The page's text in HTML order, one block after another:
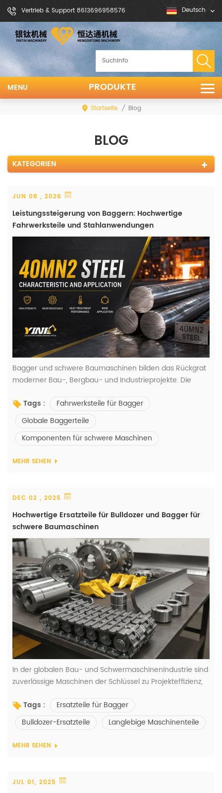
Vertrieb & Support 8613696958576 Deutsch
PRODUKTE
MENU
Startseite / Blog
BLOG
KATEGORIEN
JUN 08 , 2026
Leistungssteigerung von Baggern: Hochwertige
Fahrwerksteile und Stahlanwendungen
Bagger und schwere Baumaschinen bilden das Rückgrat
moderner Bau-, Bergbau- und Industrieprojekte. Die
maßgeblich von der Qualität der Fahrwerkskomponenten
und der verwendeten Materialien ab. YINTPARTS Wir sind
spezialisiert auf die Lieferung hochwertiger Fahrwerksteile,
darunter Laufrollen, Kettenräder, Leitrollen und Ketten
Tags :
Fahrwerksteile für Bagger
Globale Baggerteile
Komponenten für schwere Maschinen
MEHR SEHEN
DEC 02 , 2025
Hochwertige Ersatzteile für Bulldozer und Bagger für
schwere Baumaschinen
In der globalen Bau- und Schwermaschinenindustrie sind
zuverlässige Maschinen der Schlüssel zu Projekteffizienz,
bilden das Rückgrat von Infrastrukturprojekten,
Bergbaubetrieben und Großbauprojekten weltweit. Um
die optimale Leistung dieser Maschinen zu gewährleisten,
ist die Beschaffung hochwertiger Ersatzteile unerlässlich.
Tags :
Ersatzteile für Bagger
Bulldozer-Ersatzteile
Langlebige Maschinenteile
MEHR SEHEN
JUL 01, 2025